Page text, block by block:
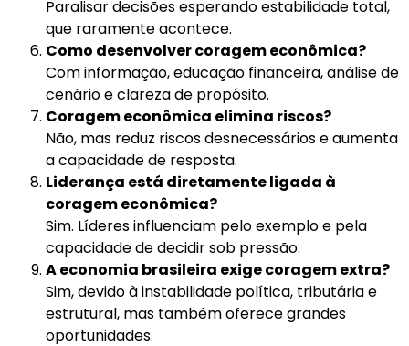
Paralisar decisões esperando estabilidade total,
que raramente acontece.
Como desenvolver coragem econômica?
Com informação, educação financeira, análise de
cenário e clareza de propósito.
Coragem econômica elimina riscos?
Não, mas reduz riscos desnecessários e aumenta
a capacidade de resposta.
Liderança está diretamente ligada à
coragem econômica?
Sim. Líderes influenciam pelo exemplo e pela
capacidade de decidir sob pressão.
A economia brasileira exige coragem extra?
Sim, devido à instabilidade política, tributária e
estrutural, mas também oferece grandes
oportunidades.